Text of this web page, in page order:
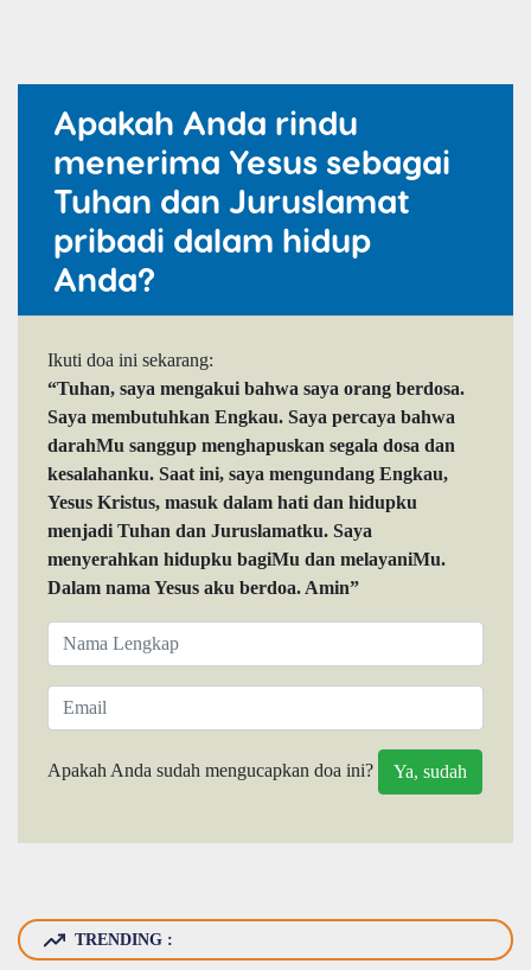
Apakah Anda rindu
menerima Yesus sebagai
Tuhan dan Juruslamat
pribadi dalam hidup
Anda?
Ikuti doa ini sekarang:
“Tuhan, saya mengakui bahwa saya orang berdosa.
Saya membutuhkan Engkau. Saya percaya bahwa
darahMu sanggup menghapuskan segala dosa dan
kesalahanku. Saat ini, saya mengundang Engkau,
Yesus Kristus, masuk dalam hati dan hidupku
menjadi Tuhan dan Juruslamatku. Saya
menyerahkan hidupku bagiMu dan melayaniMu.
Dalam nama Yesus aku berdoa. Amin”
Apakah Anda sudah mengucapkan doa ini?
TRENDING :